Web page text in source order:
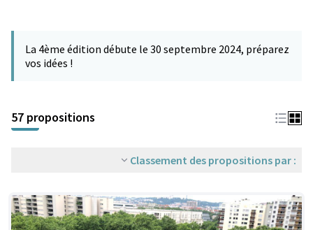
La 4ème édition débute le 30 septembre 2024, préparez
vos idées !
57 propositions
Classement des propositions par :